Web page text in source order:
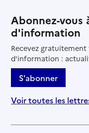
Abonnez-vous
d'information
Recevez
d'information :
S'abonner
Voir toutes les